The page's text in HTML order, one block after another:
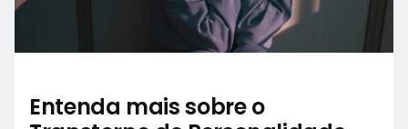
Entenda mais sobre o